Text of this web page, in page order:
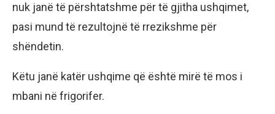
nuk janë të përshtatshme për të gjitha ushqimet,
pasi mund të rezultojnë të rrezikshme për
shëndetin.
Këtu janë katër ushqime që është mirë të mos i
mbani në frigorifer.